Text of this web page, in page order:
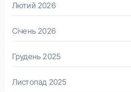
Лютий 2026
Січень 2026
Грудень 2025
Листопад 2025